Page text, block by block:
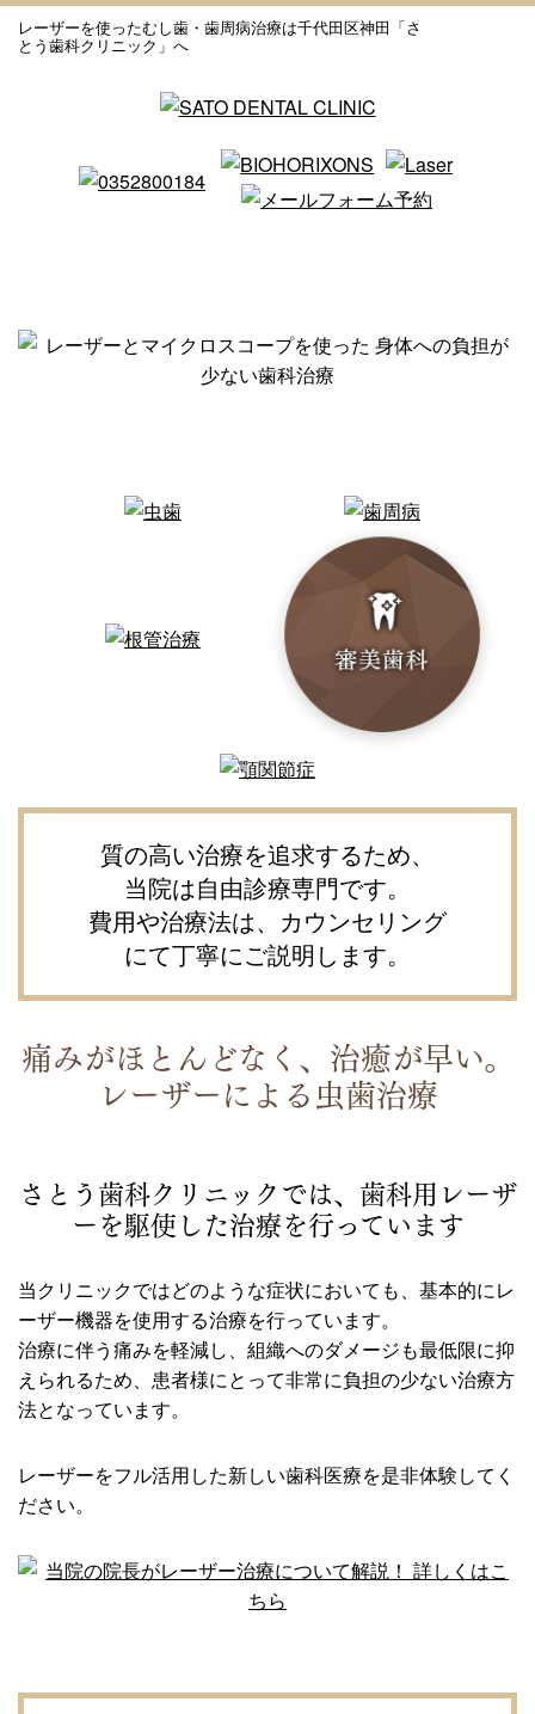
レーザーを使ったむし歯・歯周病治療は千代田区神田「さ
とう歯科クリニック」へ
質の高い治療を追求するため、
当院は自由診療専門です。
費用や治療法は、カウンセリング
にて丁寧にご説明します。
痛みがほとんどなく、治癒が早い。
レーザーによる虫歯治療
さとう歯科クリニックでは、歯科用レーザ
ーを駆使した治療を行っています
当クリニックではどのような症状においても、基本的にレ
ーザー機器を使用する治療を行っています。
治療に伴う痛みを軽減し、組織へのダメージも最低限に抑
えられるため、患者様にとって非常に負担の少ない治療方
法となっています。
レーザーをフル活用した新しい歯科医療を是非体験してく
ださい。